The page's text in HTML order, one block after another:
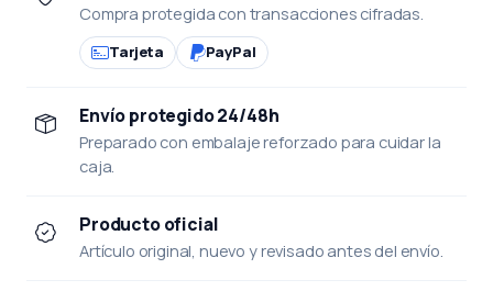
Compra protegida con transacciones cifradas.
Tarjeta PayPal
Envío protegido 24/48h
Preparado con embalaje reforzado para cuidar la
caja.
Producto oficial
Artículo original, nuevo y revisado antes del envío.